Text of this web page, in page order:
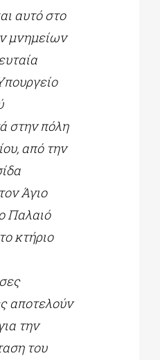
αυτό στο
μνημείων
στην πόλη
από την
Άγιο
Παλαιό
κτήριο
αποτελούν
την
του